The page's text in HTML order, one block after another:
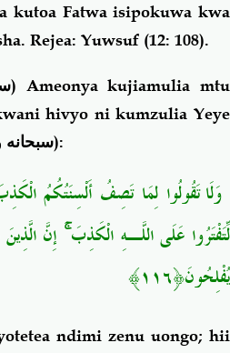
kutoa Fatwa isipokuwa kwa
Rejea: Yuwsuf (12: 108).
) Ameonya kujiamulia mtu
hivyo ni kumzulia Yeye
سبحانه):
وَلَا تَقُولُوا لِمَا تَصِفُ أَلْسِنَتُكُمُ
لِّتَفْتَرُوا عَلَى اللَّـهِ الْكَذِبَ ۚ إِنَّ
يُفْلِحُونَ﴿١١٦﴾
ndimi zenu uongo; hii